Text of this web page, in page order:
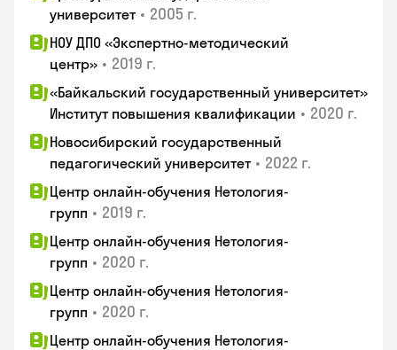
университет • 2005 г.
НОУ ДПО «Экспертно-методический
центр» • 2019 г.
«Байкальский государственный университет»
Институт повышения квалификации • 2020 г.
Новосибирский государственный
педагогический университет • 2022 г.
Центр онлайн-обучения Нетология-
групп • 2019 г.
Центр онлайн-обучения Нетология-
групп • 2020 г.
Центр онлайн-обучения Нетология-
групп • 2020 г.
Центр онлайн-обучения Нетология-